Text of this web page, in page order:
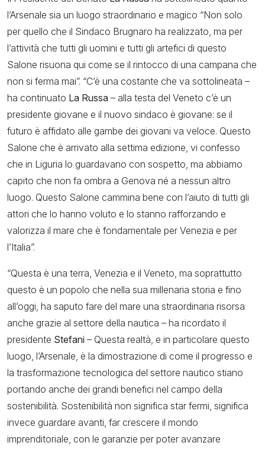
l’Arsenale sia un luogo straordinario e magico “Non solo
per quello che il Sindaco Brugnaro ha realizzato, ma per
l’attività che tutti gli uomini e tutti gli artefici di questo
Salone risuona qui come se il rintocco di una campana che
non si ferma mai”. “C’è una costante che va sottolineata –
ha continuato La Russa – alla testa del Veneto c’è un
presidente giovane e il nuovo sindaco è giovane: se il
futuro è affidato alle gambe dei giovani va veloce. Questo
Salone che è arrivato alla settima edizione, vi confesso
che in Liguria lo guardavano con sospetto, ma abbiamo
capito che non fa ombra a Genova né a nessun altro
luogo. Questo Salone cammina bene con l’aiuto di tutti gli
attori che lo hanno voluto e lo stanno rafforzando e
valorizza il mare che è fondamentale per Venezia e per
l’Italia”.
“Questa è una terra, Venezia e il Veneto, ma soprattutto
questo è un popolo che nella sua millenaria storia e fino
all’oggi, ha saputo fare del mare una straordinaria risorsa
anche grazie al settore della nautica – ha ricordato il
presidente Stefani – Questa realtà, e in particolare questo
luogo, l’Arsenale, è la dimostrazione di come il progresso e
la trasformazione tecnologica del settore nautico stiano
portando anche dei grandi benefici nel campo della
sostenibilità. Sostenibilità non significa star fermi, significa
invece guardare avanti, far crescere il mondo
imprenditoriale, con le garanzie per poter avanzare